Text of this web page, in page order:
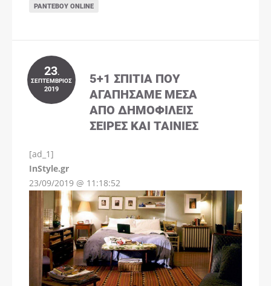
ΡΑΝΤΕΒΟΎ ONLINE
23.
ΣΕΠΤΈΜΒΡΙΟΣ
2019
5+1 ΣΠΊΤΙΑ ΠΟΥ
ΑΓΑΠΉΣΑΜΕ ΜΈΣΑ
ΑΠΌ ΔΗΜΟΦΙΛΕΊΣ
ΣΕΙΡΈΣ ΚΑΙ ΤΑΙΝΊΕΣ
[ad_1]
InStyle.gr
23/09/2019 @ 11:18:52